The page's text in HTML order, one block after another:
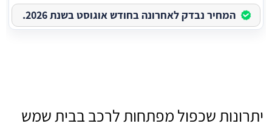
המחיר נבדק לאחרונה בחודש אוגוסט בשנת 2026.
יתרונות שכפול מפתחות לרכב בבית שמש